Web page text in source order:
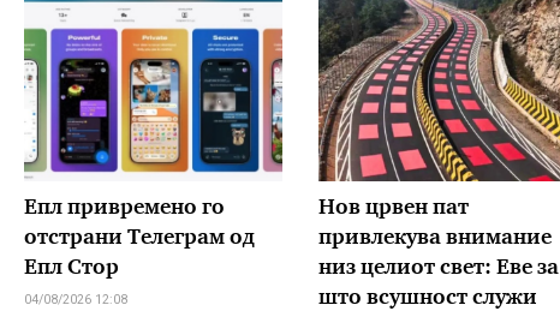
Епл привремено го
отстрани Телеграм од
Епл Стор
04/08/2026 12:08
Нов црвен пат
привлекува внимание
низ целиот свет: Еве за
што всушност служи